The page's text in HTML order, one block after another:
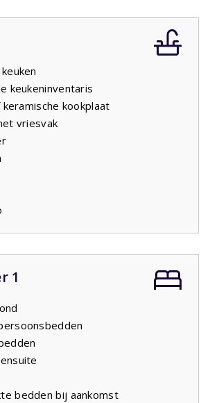
keukeninventaris
kookplaat
vriesvak
1
bedden bij aankomst